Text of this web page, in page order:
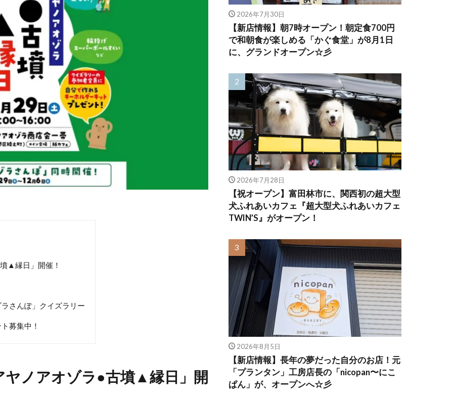
▲縁日」開催！
さんぽ」クイズラリー
募集中！
ヤノアオゾラ●古墳▲縁日」開
2026年7月30日
【新店情報】朝7時オープン！朝定食700円
で和朝食が楽しめる「かぐ食堂」が8月1日
に、グランドオープン☆彡
2026年7月28日
【祝オープン】富田林市に、関西初の超大型
犬ふれあいカフェ『超大型犬ふれあいカフェ
TWIN’S』がオープン！
2026年8月5日
【新店情報】長年の夢だった自分のお店！元
「プランタン」工房店長の「nicopan〜にこ
ぱん」が、オープンへ☆彡